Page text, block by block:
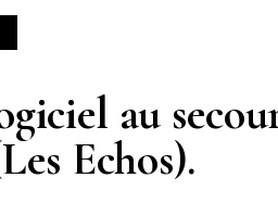
au
Echos).